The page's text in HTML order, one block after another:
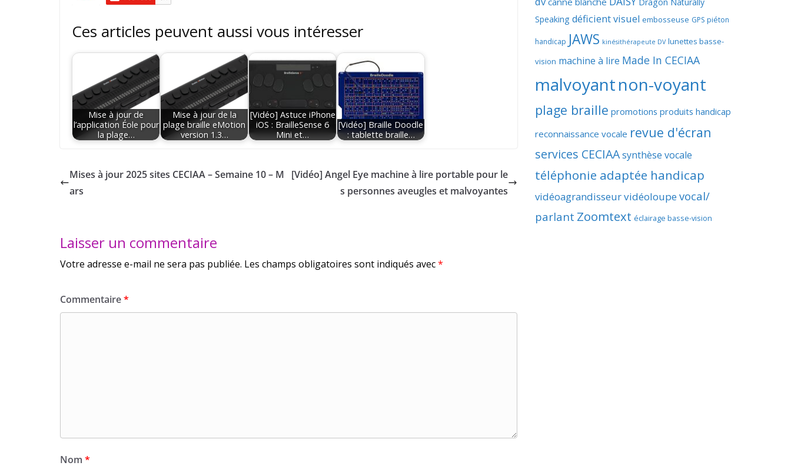
Ces articles peuvent aussi vous intéresser
Mise à jour de
l’application Éole pour
la plage…
Mise à jour de la
plage braille eMotion
version 1.3…
[Vidéo] Astuce iPhone
iOS : BrailleSense 6
Mini et…
[Vidéo] Braille Doodle
: tablette braille…
Mises à jour 2025 sites CECIAA – Semaine 10 – M
ars
[Vidéo] Angel Eye machine à lire portable pour le
s personnes aveugles et malvoyantes
Laisser un commentaire
Votre adresse e-mail ne sera pas publiée. Les champs obligatoires sont indiqués avec*
Commentaire*
Nom *
Speaking déficient visuel embosseuse GPS piéton
handicap JAWS kinésithérapeute DV lunettes basse-
vision machine à lire Made In CECIAA
malvoyantnon-voyant
plage braille promotions produits handicap
reconnaissance vocale revue d'écran
services CECIAAsynthèse vocale
téléphonie adaptée handicap
vidéoagrandisseurvidéoloupevocal/
parlant Zoomtext éclairage basse-vision